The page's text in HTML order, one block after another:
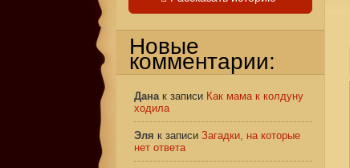
Новые
комментарии:
Данак записи Как мама к колдуну
ходила
Эля к записи Загадки, на которые
нет ответа